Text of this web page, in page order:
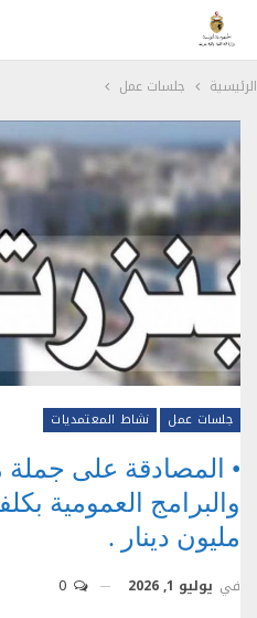
الرئيسية جلسات عمل
جلسات عمل نشاط المعتمديات
• المصادقة على جملة
مليون دينار .
في يوليو 1, 2026